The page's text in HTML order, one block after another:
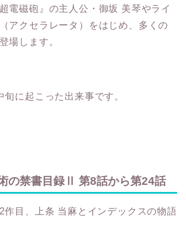
電磁砲』の主人公・御坂 美琴やライ
アクセラレータ）をはじめ、多くの
場します。
旬に起こった出来事です。
の禁書目録Ⅱ 第8話から第24話
作目、上条 当麻とインデックスの物語